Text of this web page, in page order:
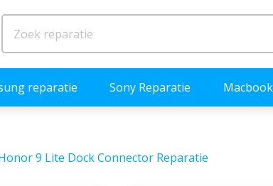
reparatie Sony Reparatie
9 Lite Dock Connector Reparatie